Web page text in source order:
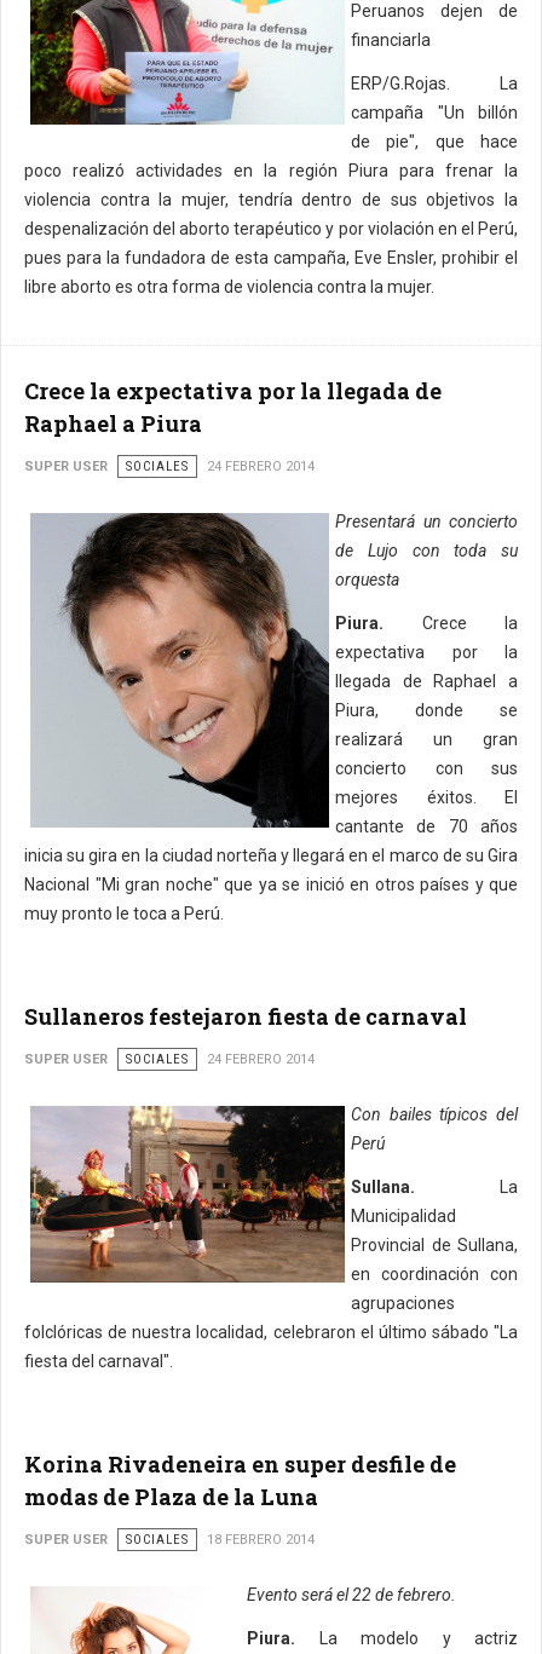
Peruanos dejen de
financiarla
ERP/G.Rojas. La
campaña "Un billón
de pie", que hace
poco realizó actividades en la región Piura para frenar la
violencia contra la mujer, tendría dentro de sus objetivos la
despenalización del aborto terapéutico y por violación en el Perú,
pues para la fundadora de esta campaña, Eve Ensler, prohibir el
libre aborto es otra forma de violencia contra la mujer.
Crece la expectativa por la llegada de
Raphael a Piura
SUPER USER SOCIALES 24 FEBRERO 2014
Presentará un concierto
de Lujo con toda su
orquesta
Piura. Crece la
expectativa por la
llegada de Raphael a
Piura, donde se
realizará un gran
concierto con sus
mejores éxitos. El
cantante de 70 años
inicia su gira en la ciudad norteña y llegará en el marco de su Gira
Nacional "Mi gran noche" que ya se inició en otros países y que
muy pronto le toca a Perú.
Sullaneros festejaron fiesta de carnaval
SUPER USER SOCIALES 24 FEBRERO 2014
Con bailes típicos del
Perú
Sullana. La
Municipalidad
Provincial de Sullana,
en coordinación con
agrupaciones
folclóricas de nuestra localidad, celebraron el último sábado "La
fiesta del carnaval".
Korina Rivadeneira en super desfile de
modas de Plaza de la Luna
SUPER USER SOCIALES 18 FEBRERO 2014
Evento será el 22 de febrero.
Piura. La modelo y actriz